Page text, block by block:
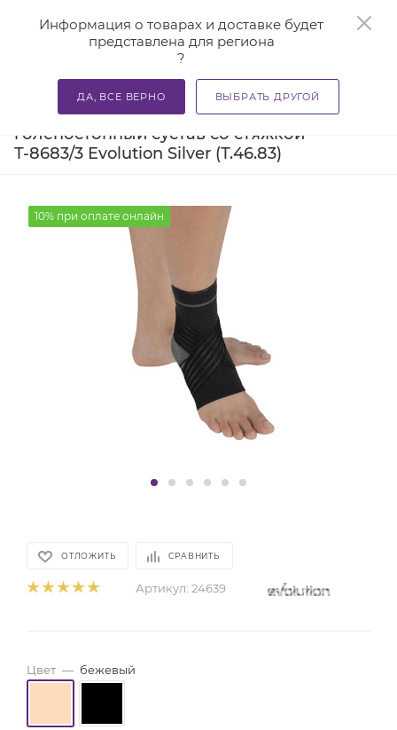
Информация о товарах и доставке будет
представлена для региона
?
ДА, ВСЕ ВЕРНО ВЫБРАТЬ ДРУГОЙ
Главная — Каталог — Бандажи и корсеты — Ортезы и
Бандаж компрессионный на
голеностопный сустав со стяжкой
Т-8683/3 Evolution Silver (Т.46.83)
10% при оплате онлайн
ОТЛОЖИТЬ СРАВНИТЬ
Артикул: 24639
Цвет — бежевый